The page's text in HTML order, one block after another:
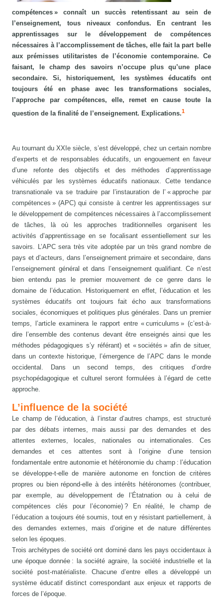
compétences » connaît un succès retentissant au sein de
l’enseignement, tous niveaux confondus. En centrant les
apprentissages sur le développement de compétences
nécessaires à l’accomplissement de tâches, elle fait la part belle
aux prémisses utilitaristes de l’économie contemporaine. Ce
faisant, le champ des savoirs n’occupe plus qu’une place
secondaire. Si, historiquement, les systèmes éducatifs ont
toujours été en phase avec les transformations sociales,
l’approche par compétences, elle, remet en cause toute la
question de la finalité de l’enseignement. Explications.1
Au tournant du XXIe siècle, s’est développé, chez un certain nombre
d’experts et de responsables éducatifs, un engouement en faveur
d’une refonte des objectifs et des méthodes d’apprentissage
véhiculés par les systèmes éducatifs nationaux. Cette tendance
transnationale va se traduire par l’instauration de l’ « approche par
compétences » (APC) qui consiste à centrer les apprentissages sur
le développement de compétences nécessaires à l’accomplissement
de tâches, là où les approches traditionnelles organisent les
activités d’apprentissage en se focalisant essentiellement sur les
savoirs. L’APC sera très vite adoptée par un très grand nombre de
pays et d’acteurs, dans l’enseignement primaire et secondaire, dans
l’enseignement général et dans l’enseignement qualifiant. Ce n’est
bien entendu pas le premier mouvement de ce genre dans le
domaine de l’éducation. Historiquement en effet, l’éducation et les
systèmes éducatifs ont toujours fait écho aux transformations
sociales, économiques et politiques plus générales. Dans un premier
temps, l’article examinera le rapport entre « curriculums » (c’est-à-
dire l’ensemble des contenus devant être enseignés ainsi que les
méthodes pédagogiques s’y référant) et « sociétés » afin de situer,
dans un contexte historique, l’émergence de l’APC dans le monde
occidental. Dans un second temps, des critiques d’ordre
psychopédagogique et culturel seront formulées à l’égard de cette
approche.
L’influence de la société
Le champ de l’éducation, à l’instar d’autres champs, est structuré
par des débats internes, mais aussi par des demandes et des
attentes externes, locales, nationales ou internationales. Ces
demandes et ces attentes sont à l’origine d’une tension
fondamentale entre autonomie et hétéronomie du champ : l’éducation
se développe-t-elle de manière autonome en fonction de critères
propres ou bien répond-elle à des intérêts hétéronomes (contribuer,
par exemple, au développement de l’Étatnation ou à celui de
compétences clés pour l’économie) ? En réalité, le champ de
l’éducation a toujours été soumis, tout en y résistant partiellement, à
des demandes externes, mais d’origine et de nature différentes
selon les époques.
Trois archétypes de société ont dominé dans les pays occidentaux à
une époque donnée : la société agraire, la société industrielle et la
société post-matérialiste. Chacune d’entre elles a développé un
système éducatif distinct correspondant aux enjeux et rapports de
forces de l’époque.